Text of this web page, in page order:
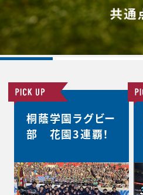
桐蔭学園ラグビー
部 花園3連覇！